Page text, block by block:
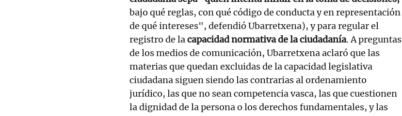
bajo qué reglas, con qué código de conducta y en representación
de qué intereses", defendió Ubarretxena), y para regular el
registro de lacapacidad normativa de la ciudadanía. A preguntas
de los medios de comunicación, Ubarretxena aclaró que las
materias que quedan excluidas de la capacidad legislativa
ciudadana siguen siendo las contrarias al ordenamiento
jurídico, las que no sean competencia vasca, las que cuestionen
la dignidad de la persona o los derechos fundamentales, y las